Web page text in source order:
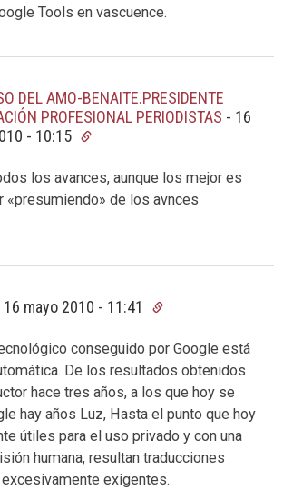
Tools en vascuence.
DEL AMO-BENAITE.PRESIDENTE
PROFESIONAL PERIODISTAS - 16
- 10:15
los avances, aunque los mejor es
«presumiendo» de los avnces
16 mayo 2010 - 11:41
conseguido por Google está
De los resultados obtenidos
hace tres años, a los que hoy se
hay años Luz, Hasta el punto que hoy
útiles para el uso privado y con una
humana, resultan traducciones
exigentes.